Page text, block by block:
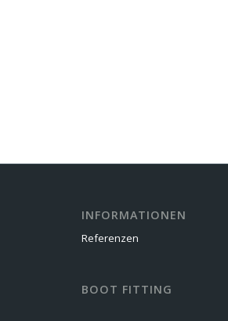
INFORMATIONEN
Referenzen
BOOT FITTING